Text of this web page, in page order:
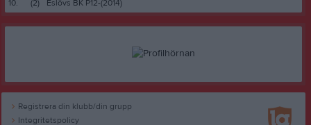
10.
(2) Eslövs BK P12-(2014)
Registrera din klubb/din grupp
Integritetspolicy